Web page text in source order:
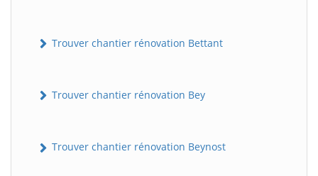
Trouver chantier rénovation Bettant
Trouver chantier rénovation Bey
Trouver chantier rénovation Beynost